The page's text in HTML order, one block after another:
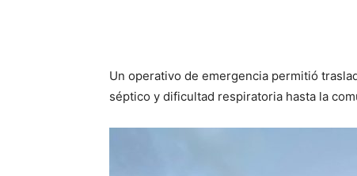
Un operativo de emergencia permitió
séptico y dificultad respiratoria hasta la